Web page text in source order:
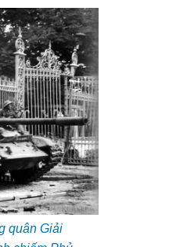
quân Giải